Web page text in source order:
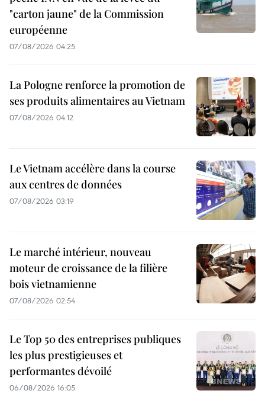
"carton jaune" de la Commission
européenne
07/08/2026 04:25
La Pologne renforce la promotion de
ses produits alimentaires au Vietnam
07/08/2026 04:12
Le Vietnam accélère dans la course
aux centres de données
07/08/2026 03:19
Le marché intérieur, nouveau
moteur de croissance de la filière
bois vietnamienne
07/08/2026 02:54
Le Top 50 des entreprises publiques
les plus prestigieuses et
performantes dévoilé
06/08/2026 16:05